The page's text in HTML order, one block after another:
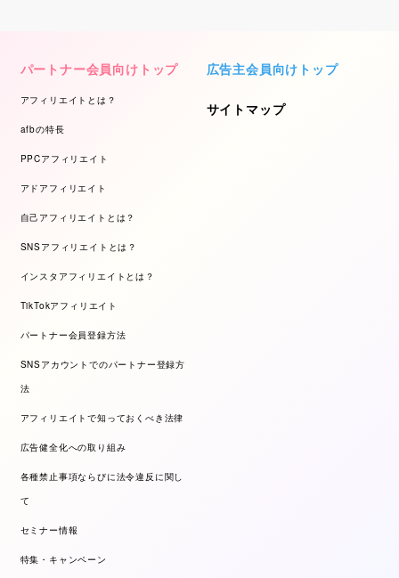
パートナー会員向けトップ
アフィリエイトとは？
afbの特長
PPCアフィリエイト
アドアフィリエイト
自己アフィリエイトとは？
SNSアフィリエイトとは？
インスタアフィリエイトとは？
TikTokアフィリエイト
パートナー会員登録方法
SNSアカウントでのパートナー登録方
法
アフィリエイトで知っておくべき法律
広告健全化への取り組み
各種禁止事項ならびに法令違反に関し
て
セミナー情報
特集・キャンペーン
広告主会員向けトップ
サイトマップ